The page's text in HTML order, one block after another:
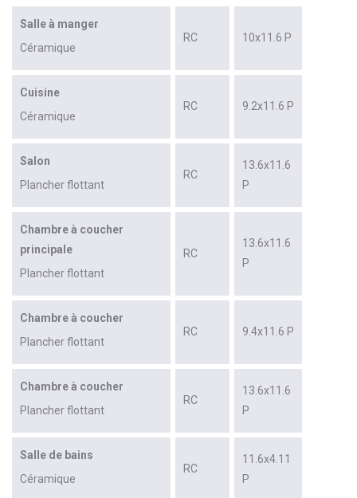
Salle à manger
Céramique
RC 10x11.6 P
Cuisine
Céramique
RC 9.2x11.6 P
Salon
Plancher flottant
RC
13.6x11.6
P
Chambre à coucher
principale
Plancher flottant
RC
13.6x11.6
P
Chambre à coucher
Plancher flottant
RC 9.4x11.6 P
Chambre à coucher
Plancher flottant
RC
13.6x11.6
P
Salle de bains
Céramique
RC
11.6x4.11
P